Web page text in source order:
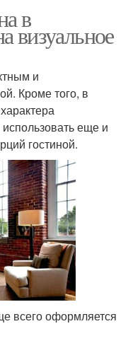
в
визуальное
и
Кроме того, в
еще и
гостиной.
всего оформляется